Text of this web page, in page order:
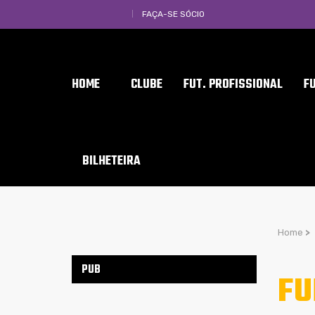
FAÇA-SE SÓCIO
HOME CLUBE FUT. PROFISSIONAL
BILHETEIRA
Home >
PUB